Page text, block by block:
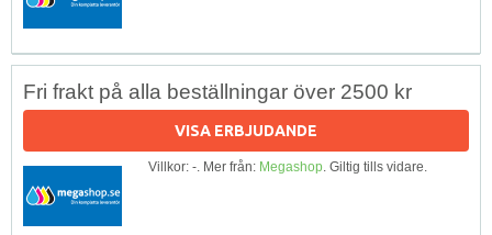
Fri frakt på alla beställningar över 2500 kr
VISA ERBJUDANDE
Villkor: -. Mer från: Megashop. Giltig tills vidare.